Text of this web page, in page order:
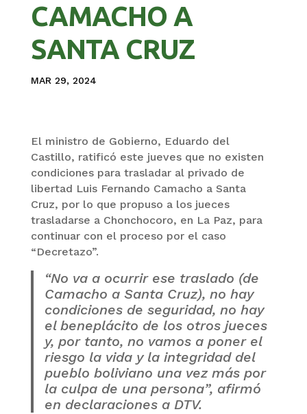
CAMACHO A
SANTA CRUZ
MAR 29, 2024
El ministro de Gobierno, Eduardo del
Castillo, ratificó este jueves que no existen
condiciones para trasladar al privado de
libertad Luis Fernando Camacho a Santa
Cruz, por lo que propuso a los jueces
trasladarse a Chonchocoro, en La Paz, para
continuar con el proceso por el caso
“Decretazo”.
“No va a ocurrir ese traslado (de
Camacho a Santa Cruz), no hay
condiciones de seguridad, no hay
el beneplácito de los otros jueces
y, por tanto, no vamos a poner el
riesgo la vida y la integridad del
pueblo boliviano una vez más por
la culpa de una persona”, afirmó
en declaraciones a DTV.